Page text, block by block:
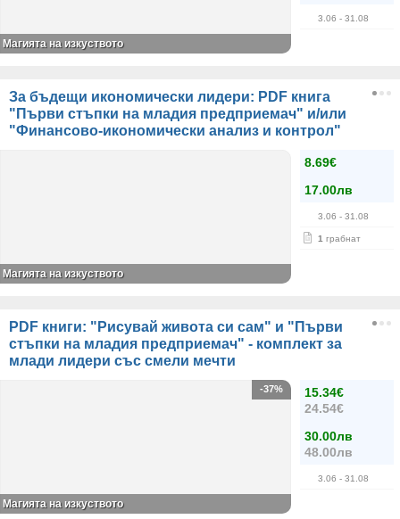
3.06 - 31.08
Магията на изкуството
За бъдещи икономически лидери: PDF книга
"Първи стъпки на младия предприемач" и/или
"Финансово-икономически анализ и контрол"
8.69€
17.00лв
3.06 - 31.08
1 грабнат
Магията на изкуството
PDF книги: "Рисувай живота си сам" и "Първи
стъпки на младия предприемач" - комплект за
млади лидери със смели мечти
15.34€
24.54€
30.00лв
48.00лв
3.06 - 31.08
-37%
Магията на изкуството